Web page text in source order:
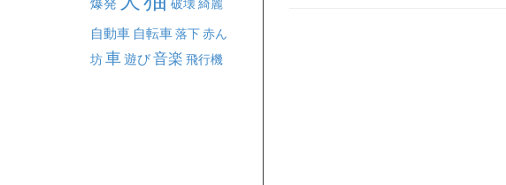
爆発 破壊綺麗
自動車 自転車落下赤ん
坊車遊び音楽 飛行機